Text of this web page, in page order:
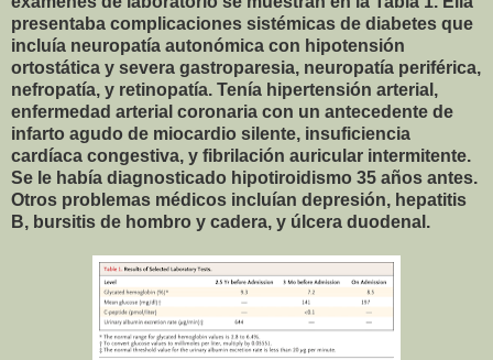
presentaba complicaciones sistémicas de diabetes que
incluía neuropatía autonómica con hipotensión
ortostática y severa gastroparesia, neuropatía periférica,
nefropatía, y retinopatía. Tenía hipertensión arterial,
enfermedad arterial coronaria con un antecedente de
infarto agudo de miocardio silente, insuficiencia
cardíaca congestiva, y fibrilación auricular intermitente.
Se le había diagnosticado hipotiroidismo 35 años antes.
Otros problemas médicos incluían depresión, hepatitis
B, bursitis de hombro y cadera, y úlcera duodenal.